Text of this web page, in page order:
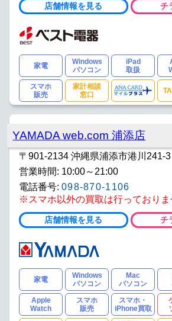
店舗情報を見る チ
家電
Windows
パソコン
iPad
取扱
スマホ
販売
家計相談
窓口
YAMADA web.com 浦添店
〒901-2134 沖縄県浦添市港川241-3
営業時間: 10:00～21:00
電話番号: 098-870-1106
※スマホ以外の買取は行っておりま
店舗情報を見る チ
家電
Windows
パソコン
Mac
パソコン
Apple
Watch
スマホ
販売
スマホ・
iPhone買取